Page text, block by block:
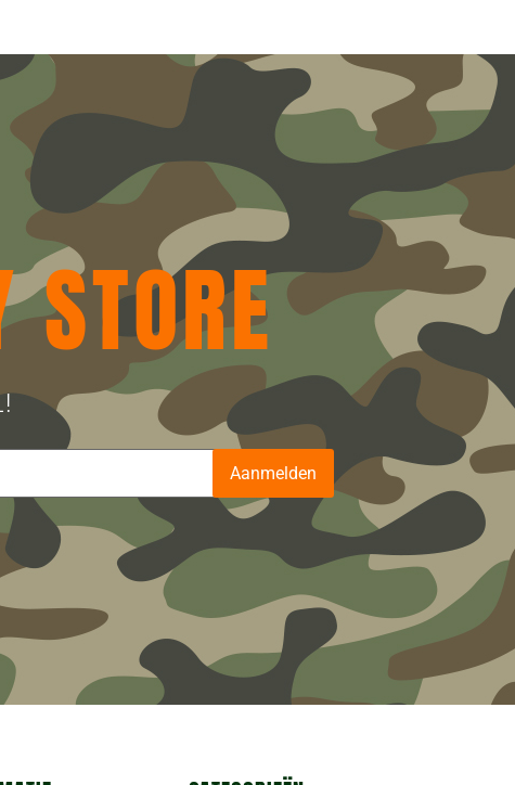
Aanmelden